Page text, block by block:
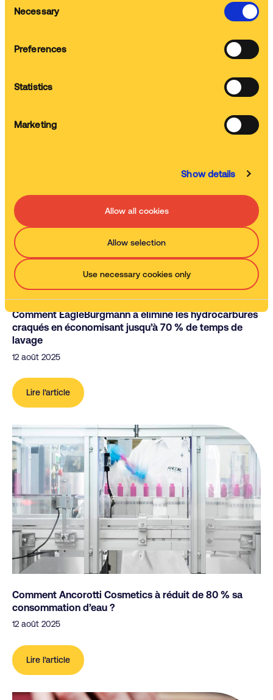
Necessary
Preferences
Statistics
Marketing
Show details
Allow all cookies
Allow selection
Use necessary cookies only
Comment EagleBurgmann a éliminé les hydrocarbures
craqués en économisant jusqu’à 70 % de temps de
lavage
12 août 2025
Lire l'article
Comment Ancorotti Cosmetics à réduit de 80 % sa
consommation d’eau ?
12 août 2025
Lire l'article